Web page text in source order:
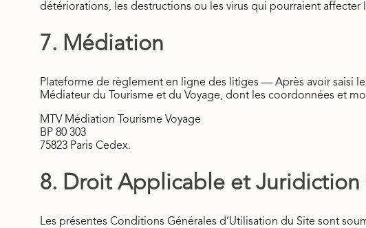
détériorations, les destructions ou les virus qui pourraient affecter
7. Médiation
Plateforme de règlement en ligne des litiges — Après avoir saisi
Médiateur du Tourisme et du Voyage, dont les coordonnées et
MTV Médiation Tourisme Voyage
BP 80 303
75823 Paris Cedex.
8. Droit Applicable et
Les présentes Conditions Générales d’Utilisation du Site sont